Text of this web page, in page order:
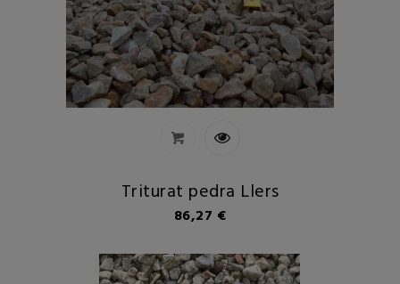
Triturat pedra Llers
Preu
86,27 €